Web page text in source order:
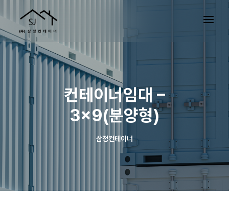
컨테이너임대 –
3×9(분양형)
삼정컨테이너